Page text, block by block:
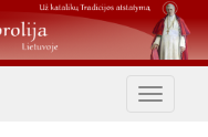
Toggle